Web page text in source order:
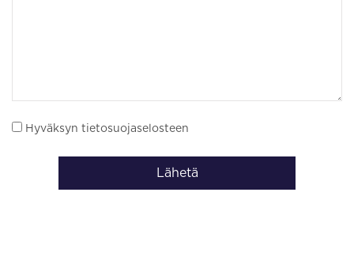
Hyväksyn tietosuojaselosteen
Lähetä